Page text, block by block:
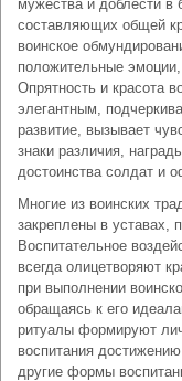
мужества и доблести
составляющих общей
воинское
положительные
Опрятность и красота
элегантным,
развитие, вызывает
знаки различия,
достоинства солдат и
Многие из воинских
закреплены в уставах,
Воспитательное
всегда олицетворяют
при выполнении
обращаясь к его
ритуалы формируют
воспитания
другие формы